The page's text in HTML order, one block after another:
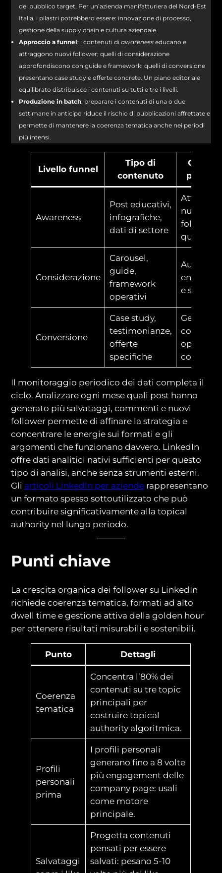
del pubblico target. Per un’azienda manifatturiera del Nord-Est
Italia, i pilastri potrebbero essere: innovazione di processo,
gestione della supply chain e cultura aziendale.
Approccio a funnel: i contenuti diawareness educano e
attraggono nuovi follower; quelli di considerazione
approfondiscono con guide e framework; quelli di conversione
presentano case study e offerte concrete. Un piano editoriale
equilibrato distribuisce i contenuti su tutti e tre i livelli.
Produzione in batch: preparare i contenuti di una o due
settimane in anticipo riduce il rischio di pubblicazioni affrettate e
permette di mantenere la coerenza tematica anche nei periodi
più intensi.
Livello funnel
Tipo di
contenuto
Awareness
Post educativi,
infografiche,
dati di settore
Attrarre
nuovi
follower
Considerazione
Carousel,
guide,
framework
operativi
e
Conversione
Case study,
testimonianze,
offerte
specifiche
Generare
contatti e
Il monitoraggio periodico dei dati completa il
ciclo. Analizzare ogni mese quali post hanno
generato più salvataggi, commenti e nuovi
follower permette di affinare la strategia e
concentrare le energie sui formati e gli
argomenti che funzionano davvero. LinkedIn
offre dati analitici nativi sufficienti per questo
tipo di analisi, anche senza strumenti esterni.
Gli articoli LinkedIn per aziende rappresentano
un formato spesso sottoutilizzato che può
contribuire significativamente alla topical
authority nel lungo periodo.
Punti chiave
La crescita organica dei follower su LinkedIn
richiede coerenza tematica, formati ad alto
dwell time e gestione attiva della golden hour
per ottenere risultati misurabili e sostenibili.
Punto Dettagli
Coerenza
tematica
Concentra l’80% dei
contenuti su tre topic
principali per
costruire topical
authority algoritmica.
Profili
personali
prima
I profili personali
generano fino a 8 volte
più engagement delle
company page: usali
come motore
principale.
Salvataggi
Progetta contenuti
pensati per essere
salvati: pesano 5-10